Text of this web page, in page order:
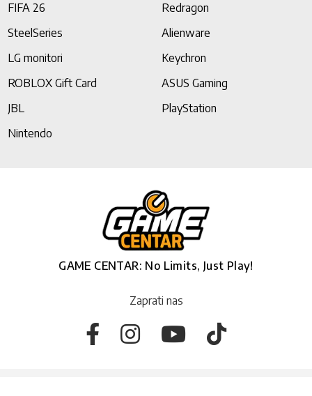
FIFA 26
Redragon
SteelSeries
Alienware
LG monitori
Keychron
ROBLOX Gift Card
ASUS Gaming
JBL
PlayStation
Nintendo
GAME CENTAR: No Limits, Just Play!
Zaprati nas